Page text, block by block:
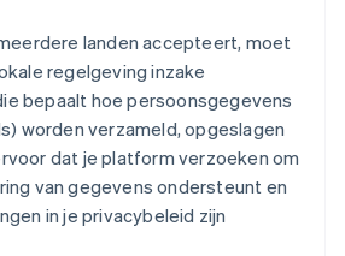
landen accepteert, moet
regelgeving inzake
bepaalt hoe persoonsgegevens
worden verzameld, opgeslagen
dat je platform verzoeken om
van gegevens ondersteunt en
in je privacybeleid zijn